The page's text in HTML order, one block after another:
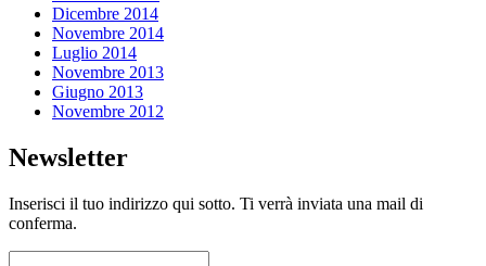
Dicembre 2014
Novembre 2014
Luglio 2014
Novembre 2013
Giugno 2013
Novembre 2012
Newsletter
Inserisci il tuo indirizzo qui sotto. Ti verrà inviata una mail di
conferma.